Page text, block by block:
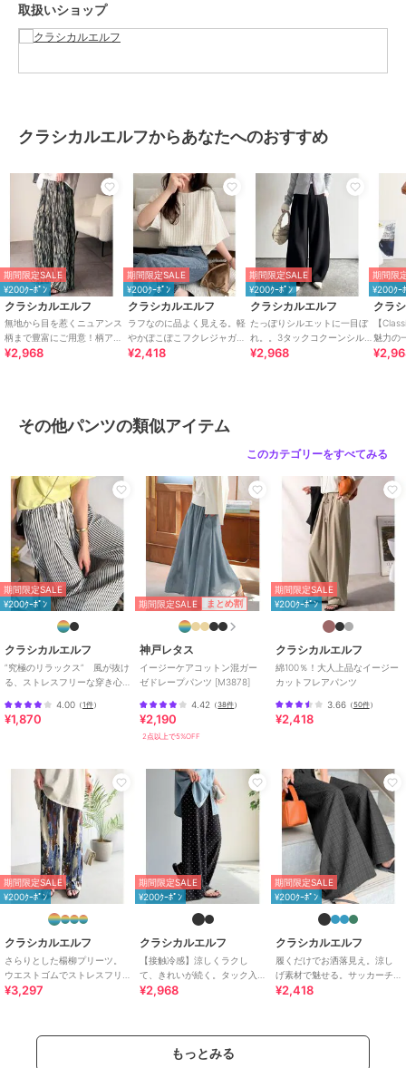
透け感：若干
厚さ：普通
※詳しいお手入れ方法は商品タグをご参照ください。
■coordinate
この１枚でコーデに悩まず穿くだけでお洒落になれる万能アイテム♪
主役級の存在感を放つデザインなので、シンプルにシャツと合わせて
も華やかに決まります☆
ロゴTで合わせたトレンドのカジュアルミックスや、ブラウス合わせ
できれいめスタイルとも好相性◎
足元にはトレンドのローファーパンプスやサンダルと合わせて女性ら
しい印象に♪
キャップをかぶって足元に厚底スニーカーを合わせれば、抜け感のあ
るスポーティーカジュアルコーデに☆
新着アイテムやお得なセール情報を毎日配信中♪
@classicalelf_official（Classical Elf・JaVa）
＠milybilet_official（mily bilet）
【公式 TikTok】
@classicalelf_official
※ご覧のモニター環境により、画像の色味と多少異なる場合がござい
ます。
※サイズ表ウエストの（）内はウエストゴム最大伸ばし寸となりま
期間限定セール開催中
ブランド クラシカルエルフ
商品カテゴリ ／その他パンツ
性別タイプ
レディース
／その他パンツ
カラー
ブラック×A大花柄、マスタード、
ブラック、ブラウン×Cグラデーシ
ョンストライプ、オフホワイト×B
アニマル
サイズ
素材
ポリエステル100%
商品のお取り扱い方法
/ 花柄 / レオパード柄
取扱いショップ
クラシカルエルフからあなたへのおすすめ
期間限定SALE
¥200ｸｰﾎﾟﾝ
クラシカルエルフ
無地から目を惹くニュアンス
柄まで豊富にご用意！柄アソ
ート細プリーツパンツ
¥2,968
期間限定SALE
¥200ｸｰﾎﾟﾝ
クラシカルエルフ
ラフなのに品よく見える。軽
やかぽこぽこフクレジャガー
ドトップス（半袖）
¥2,418
期間限定SALE
¥200ｸｰﾎﾟﾝ
クラシカルエルフ
たっぽりシルエットに一目ぼ
れ。。3タックコクーンシル
エットダンボール素材ワイド
¥2,968
期間限
¥200ｸｰ
クラ
【
魅力の
ジーパ
その他パンツの類似アイテム
このカテゴリーをすべてみる
期間限定SALE
¥200ｸｰﾎﾟﾝ
クラシカルエルフ
”究極のリラックス” 風が抜け
る、ストレスフリーな穿き心
ドカーブパンツ
4.00 （1件）
¥1,870
期間限定SALE まとめ割
神戸レタス
イージーケアコットン混ガー
ゼドレープパンツ [M3878]
4.42 （38件）
¥2,190
2点以上で5%OFF
期間限定SALE
¥200ｸｰﾎﾟﾝ
クラシカルエルフ
綿100％！大人上品なイージー
カットフレアパンツ
3.66（50件）
¥2,418
期間限定SALE
¥200ｸｰﾎﾟﾝ
クラシカルエルフ
さらりとした楊柳プリーツ。
ウエストゴムでストレスフリ
ーな穿き心地。総柄楊柳プリ
¥3,297
期間限定SALE
¥200ｸｰﾎﾟﾝ
クラシカルエルフ
【接触冷感】涼しくラクし
て、きれいが続く。タック入
り総柄ワイドイージーパンツ
¥2,968
期間限定SALE
¥200ｸｰﾎﾟﾝ
クラシカルエルフ
履くだけでお洒落見え。涼し
げ素材で魅せる。サッカーチ
ェックタックワイドパンツ
¥2,418
もっとみる